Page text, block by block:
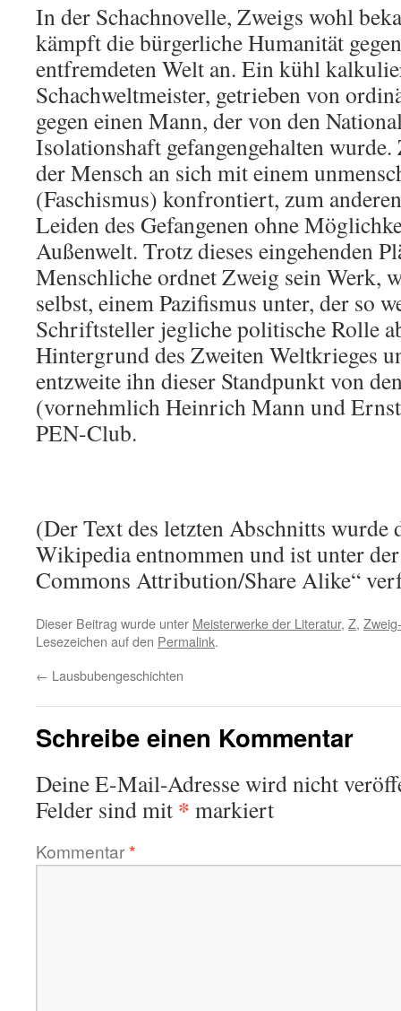
In der Schachnovelle, Zweigs wohl
kämpft die bürgerliche Humanität
entfremdeten Welt an. Ein kühl
Schachweltmeister, getrieben von
gegen einen Mann, der von den
Isolationshaft gefangengehalten
der Mensch an sich mit einem
(Faschismus) konfrontiert, zum
Leiden des Gefangenen ohne
Außenwelt. Trotz dieses eingehenden
Menschliche ordnet Zweig sein Werk,
selbst, einem Pazifismus unter, der so
Schriftsteller jegliche politische Rolle
Hintergrund des Zweiten Weltkrieges
entzweite ihn dieser Standpunkt von
(vornehmlich Heinrich Mann und
PEN-Club.
(Der Text des letzten Abschnitts wurde
Wikipedia entnommen und ist unter
Commons Attribution/Share Alike“
Dieser Beitrag wurde unter Meisterwerke der Literatur, Z,
Lesezeichen auf den Permalink.
← Lausbubengeschichten
Schreibe einen Kommentar
Deine E-Mail-Adresse wird nicht
Felder sind mit * markiert
Kommentar*